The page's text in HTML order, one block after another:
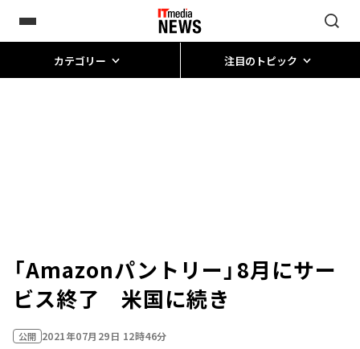
カテゴリー 注目のトピック
「Amazonパントリー」8月にサー
ビス終了 米国に続き
公開 2021年07月29日 12時46分